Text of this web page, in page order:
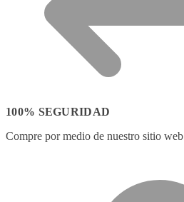
100% SEGURIDAD
Compre por medio de nuestro sitio web